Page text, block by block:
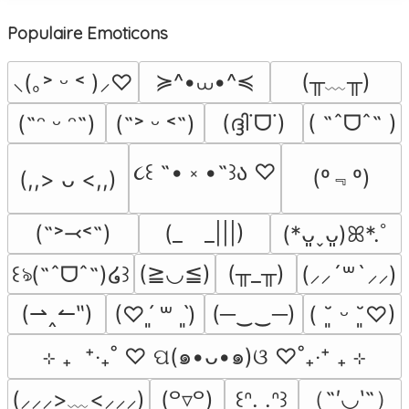
Populaire Emoticons
⸜(｡˃ ᵕ ˂ )⸝♡ ≽^•⩊•^≼
(╥﹏╥)
(˶ᵔ ᵕ ᵔ˶)
(˶˃ ᵕ ˂˶) (ദ്ദി˙ᗜ˙) ( ˶ˆᗜˆ˵ )
(,,> ᴗ <,,) ૮꒰ ˶• ༝ •˶꒱ა ♡ (º﹃º)
(˶˃⤙˂˶) (_　_|||)
(*ᴗ͈ˬᴗ͈)ꕤ*.ﾟ
꒰ঌ(˶ˆᗜˆ˵)໒꒱ (≧◡≦) (╥_╥)
(⸝⸝´꒳`⸝⸝)
(⇀‸↼‶)
(♡ˊ͈ ꒳ ˋ͈) (─‿‿─)
( ˘͈ ᵕ ˘͈♡)
⊹ ₊  ⁺‧₊˚ ♡ ପ(๑•ᴗ•๑)ଓ ♡˚₊‧⁺ ₊ ⊹
(⸝⸝⸝>﹏<⸝⸝⸝)
(꒪▿꒪) ꒰ᐢ. .ᐢ꒱ （˶′◡‵˶）